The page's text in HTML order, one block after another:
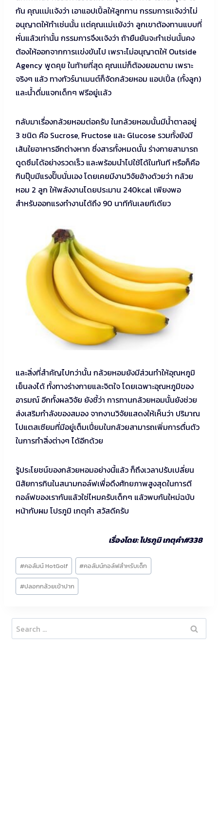
กัน คุณเเม่เเจ้งว่า เอาแอปเปิ้ลให้ลูกทาน กรรมการเเจ้งว่าไม่
อนุญาตให้ทำเช่นนั้น เเต่คุณเเม่เเย้งว่า ลูกเขาต้องทานแบบที่
หั่นแล้วเท่านั้น กรรมการจึงเเจ้งว่า ถ้ายืนยันจะทำเช่นนั้นคง
ต้องให้ออกจากการเเข่งขันไป เพราะไม่อนุญาตให้ Outside
Agency พูดคุย ในท้ายที่สุด คุณเเม่ก็ต้องยอมตาม เพราะ
จริงๆ แล้ว ทางทัวร์นาเมนต์ก็จัดกล้วยหอม แอปเปิ้ล (ทั้งลูก)
และน้ำดื่มแจกเด็กๆ ฟรีอยู่เเล้ว
กลับมาเรื่องกล้วยหอมต่อครับ ในกล้วยหอมนั้นมีน้ำตาลอยู่
3 ชนิด คือ Sucrose, Fructose และ Glucose รวมทั้งยังมี
เส้นใยอาหารอีกต่างหาก ซึ่งสารทั้งหมดนั้น ร่างกายสามารถ
ดูดซึมได้อย่างรวดเร็ว และพร้อมนำไปใช้ได้ในทันที หรือก็คือ
กินปุ๊บมีแรงปั๊บนั่นเอง โดยเคยมีงานวิจัยอ้างด้วยว่า กล้วย
หอม 2 ลูก ให้พลังงานโดยประมาน 240kcal เพียงพอ
สำหรับออกแรงทำงานได้ถึง 90 นาทีกันเลยทีเดียว
และสิ่งที่สำคัญไปกว่านั้น กล้วยหอมยังมีส่วนทำให้อุณหภูมิ
เย็นลงได้ ทั้งทางร่างกายและจิตใจ โดยเฉพาะอุณหภูมิของ
อารมณ์ อีกทั้งผลวิจัย ยังชี้ว่า การทานกล้วยหอมนั้นยังช่วย
ส่งเสริมกำลังของสมอง จากงานวิจัยแสดงให้เห็นว่า ปริมาณ
โปแตสเซียมที่มีอยู่เต็มเปี่ยมในกล้วยสามารถเพิ่มการตื่นตัว
ในการทำสิ่งต่างๆ ได้อีกด้วย
รู้ประโยชน์ของกล้วยหอมอย่างนี้แล้ว ก็ถึงเวลาปรับเปลี่ยน
นิสัยการกินในสนามกอล์ฟเพื่อดึงศักยภาพสูงสุดในการตี
กอล์ฟของเรากันแล้วใช่ไหมครับเด็กๆ แล้วพบกันใหม่ฉบับ
หน้ากับผม โปรภูมิ เกตุคำ สวัสดีครับ
เรื่องโดย: โปรภูมิ เกตุคำ#338
Post
Tags:
#คอลัมน์ HotGolf #คอลัมน์กอล์ฟสำหรับเด็ก
#ปลอกกล้วยเข้าปาก
Search
for: